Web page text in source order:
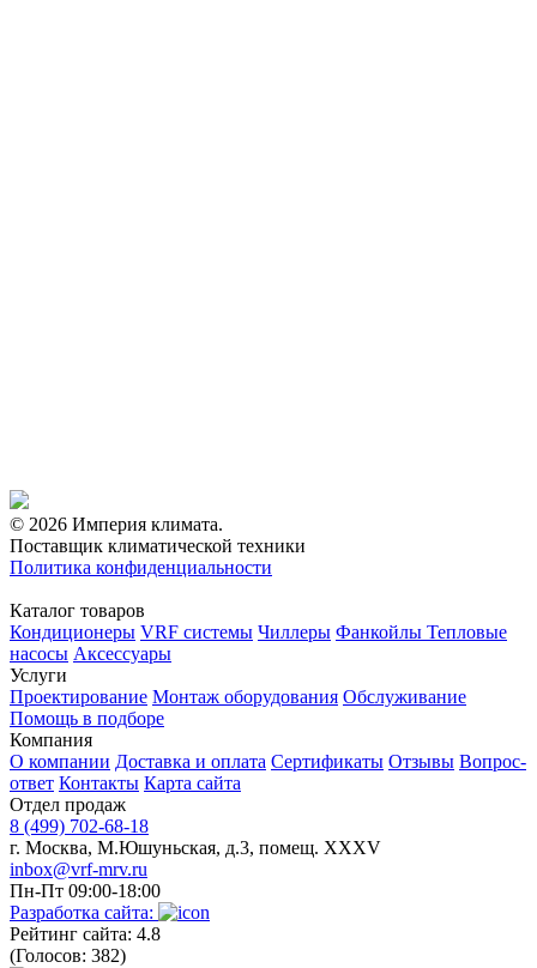
© 2026 Империя климата.
Поставщик климатической техники
Политика конфиденциальности
Каталог товаров
Кондиционеры VRF системы Чиллеры Фанкойлы Тепловые
насосы Аксессуары
Услуги
Проектирование Монтаж оборудования Обслуживание
Помощь в подборе
Компания
О компании Доставка и оплата Сертификаты Отзывы Вопрос-
ответ Контакты Карта сайта
Отдел продаж
8 (499) 702-68-18
г. Москва, М.Юшуньская, д.3, помещ. XXXV
inbox@vrf-mrv.ru
Пн-Пт 09:00-18:00
Разработка сайта:
Рейтинг сайта: 4.8
(Голосов: 382)